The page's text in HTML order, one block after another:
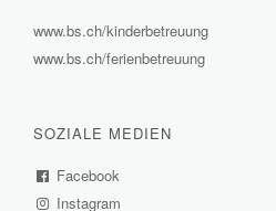
www.bs.ch/kinderbetreuung
www.bs.ch/ferienbetreuung
SOZIALE MEDIEN
Facebook
Instagram